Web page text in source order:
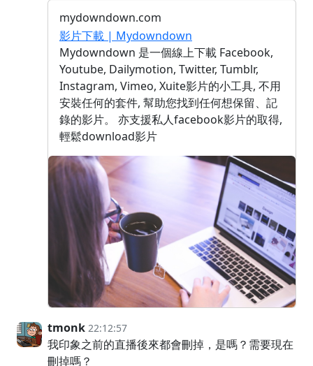
mydowndown.com
影片下載 | Mydowndown
Mydowndown 是一個線上下載 Facebook,
Youtube, Dailymotion, Twitter, Tumblr,
Instagram, Vimeo, Xuite影片的小工具, 不用
安裝任何的套件, 幫助您找到任何想保留、記
錄的影片。 亦支援私人facebook影片的取得,
輕鬆download影片
tmonk 22:12:57
我印象之前的直播後來都會刪掉，是嗎？需要現在
刪掉嗎？